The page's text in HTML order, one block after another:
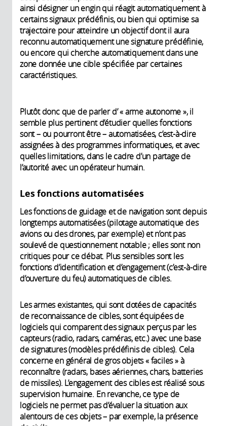
ainsi désigner un engin qui réagit automatiquement à
certains signaux prédéfinis, ou bien qui optimise sa
trajectoire pour atteindre un objectif dont il aura
reconnu automatiquement une signature prédéfinie,
ou encore qui cherche automatiquement dans une
zone donnée une cible spécifiée par certaines
caractéristiques.
Plutôt donc que de parler d’ « arme autonome », il
semble plus pertinent d’étudier quelles fonctions
sont – ou pourront être – automatisées, c’est-à-dire
assignées à des programmes informatiques, et avec
quelles limitations, dans le cadre d’un partage de
l’autorité avec un opérateur humain.
Les fonctions automatisées
Les fonctions de guidage et de navigation sont depuis
longtemps automatisées (pilotage automatique des
avions ou des drones, par exemple) et n’ont pas
soulevé de questionnement notable ; elles sont non
critiques pour ce débat. Plus sensibles sont les
fonctions d’identification et d’engagement (c’est-à-dire
d’ouverture du feu) automatiques de cibles.
Les armes existantes, qui sont dotées de capacités
de reconnaissance de cibles, sont équipées de
logiciels qui comparent des signaux perçus par les
capteurs (radio, radars, caméras, etc.) avec une base
de signatures (modèles prédéfinis de cibles). Cela
concerne en général de gros objets « faciles » à
reconnaître (radars, bases aériennes, chars, batteries
de missiles). L’engagement des cibles est réalisé sous
supervision humaine. En revanche, ce type de
logiciels ne permet pas d’évaluer la situation aux
alentours de ces objets – par exemple, la présence